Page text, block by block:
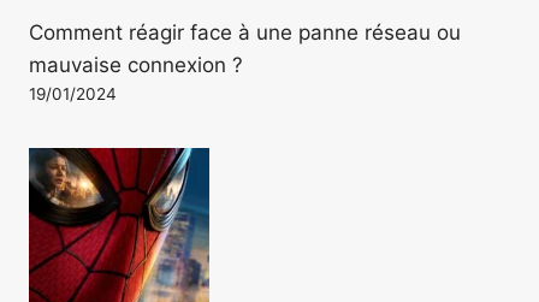
Comment réagir face à une panne réseau ou
mauvaise connexion ?
19/01/2024